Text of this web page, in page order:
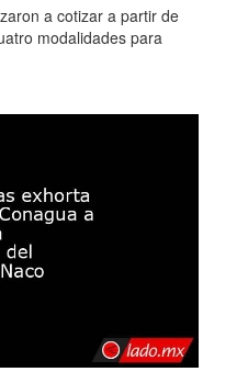
a cotizar a partir de
modalidades para